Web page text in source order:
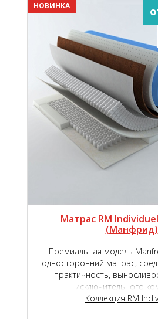
НОВИНКА
Матрас RM
(Манфрид)
Премиальная модель
односторонний матрас,
практичность,
исключительного
Коллекция RM